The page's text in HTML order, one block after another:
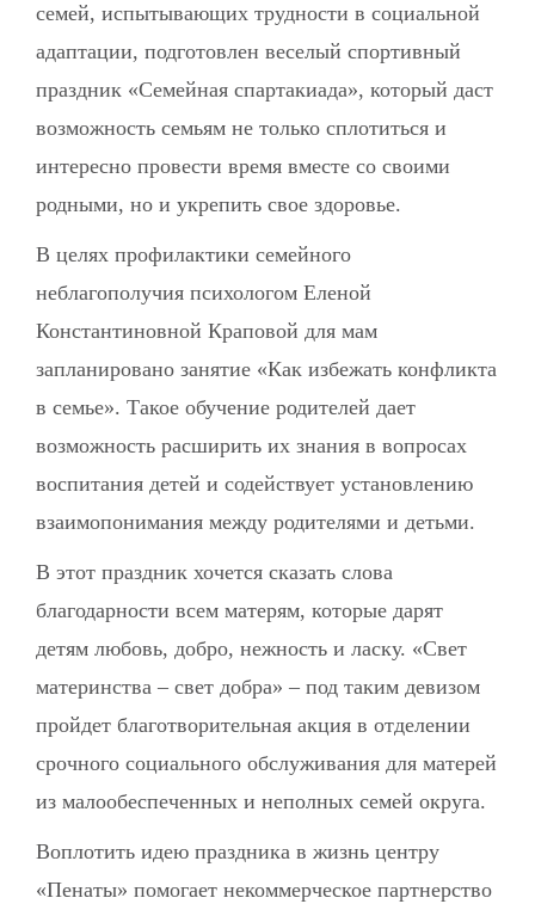
семей, испытывающих трудности в социальной
адаптации, подготовлен веселый спортивный
праздник «Семейная спартакиада», который даст
возможность семьям не только сплотиться и
интересно провести время вместе со своими
родными, но и укрепить свое здоровье.
В целях профилактики семейного
неблагополучия психологом Еленой
Константиновной Краповой для мам
запланировано занятие «Как избежать конфликта
в семье». Такое обучение родителей дает
возможность расширить их знания в вопросах
воспитания детей и содействует установлению
взаимопонимания между родителями и детьми.
В этот праздник хочется сказать слова
благодарности всем матерям, которые дарят
детям любовь, добро, нежность и ласку. «Свет
материнства – свет добра» – под таким девизом
пройдет благотворительная акция в отделении
срочного социального обслуживания для матерей
из малообеспеченных и неполных семей округа.
Воплотить идею праздника в жизнь центру
«Пенаты» помогает некоммерческое партнерство